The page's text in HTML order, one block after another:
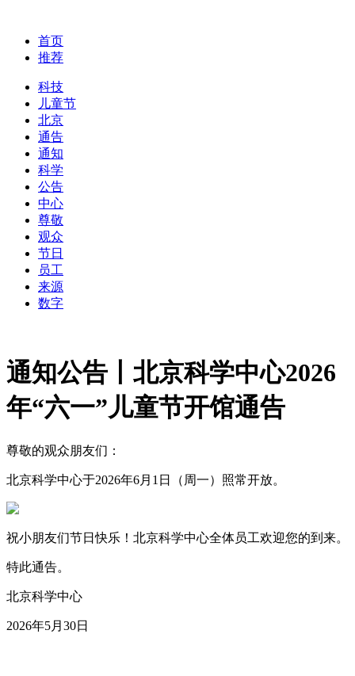
首页
推荐
科技
儿童节
北京
通告
通知
科学
公告
中心
尊敬
观众
节日
员工
来源
数字
通知公告丨北京科学中心2026
年“六一”儿童节开馆通告
尊敬的观众朋友们：
北京科学中心于2026年6月1日（周一）照常开放。
祝小朋友们节日快乐！北京科学中心全体员工欢迎您的到来。
特此通告。
北京科学中心
2026年5月30日